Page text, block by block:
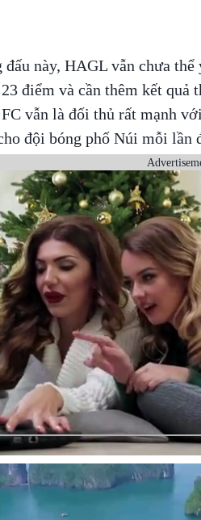
này, HAGL vẫn chưa
điểm và cần thêm kết quả
vẫn là đối thủ rất mạnh
đội bóng phố Núi mỗi lần